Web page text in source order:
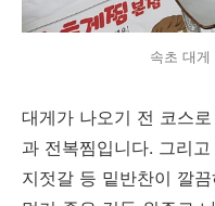
속초 대게
대게가 나오기 전 코스
과 전복찜입니다. 그리
지젓갈 등 밑반찬이 깔